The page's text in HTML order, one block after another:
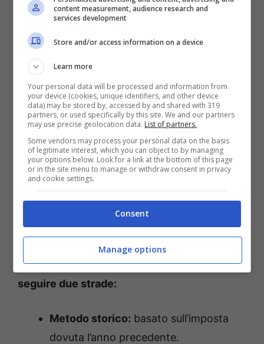
tributo 4034?
Il 4034riguardasoprattutto:
autonomi, freelance).
Contribuenti che presentano il
modello Redditi PF.
Chi non ha un sostituto d’imposta che
versa IRPEF al posto suo.
lavoratori dipendenti,
nella maggior parte
dei casi,non devono versarlo,perché tutto
viene trattenuto direttamente in busta paga.
Per chi invece lo devepagare, il calcolo può
seguire due strade:
Metodo storico: basato sull’imposta
dovuta l’anno precedente.
content measurement, audience research and
services development
Store and/or access information on a device
Learn more
Your personal data will be processed and information from
your device (cookies, unique identifiers, and other device
data) may be stored by, accessed by and shared with 319
partners, or used specifically by this site. We and our partners
may use precise geolocation data. List of partners.
Some vendors may process your personal data on the basis
of legitimate interest, which you can object to by managing
your options below. Look for a link at the bottom of this page
or in the site menu to manage or withdraw consent in privacy
and cookie settings.
Consent
Manage options